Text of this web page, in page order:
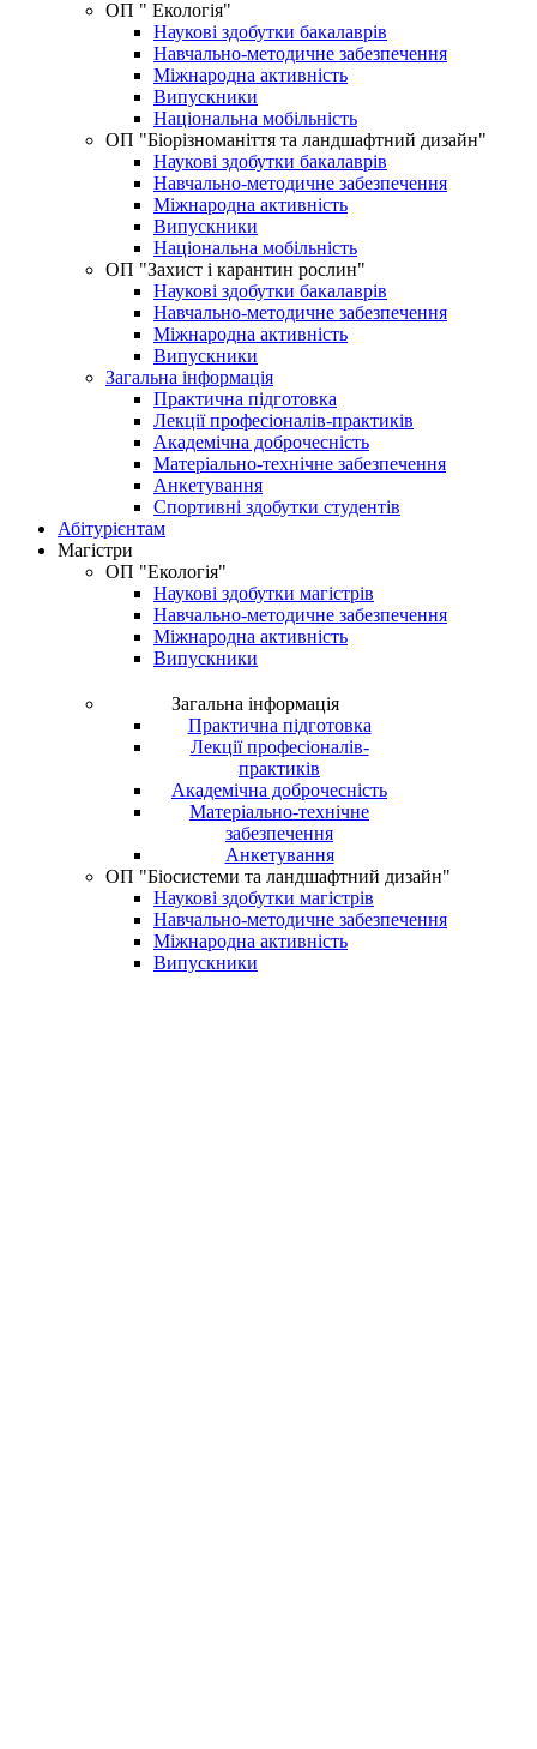
ОП " Екологія"
Наукові здобутки бакалаврів
Навчально-методичне забезпечення
Міжнародна активність
Випускники
Національна мобільність
ОП "Біорізноманіття та ландшафтний дизайн"
Наукові здобутки бакалаврів
Навчально-методичне забезпечення
Міжнародна активність
Випускники
Національна мобільність
OП "Захист і карантин рослин"
Наукові здобутки бакалаврів
Навчально-методичне забезпечення
Міжнародна активність
Випускники
Загальна інформація
Практична підготовка
Лекції професіоналів-практиків
Академічна доброчесність
Матеріально-технічне забезпечення
Анкетування
Спортивні здобутки студентів
Абітурієнтам
Магістри
ОП "Екологія"
Наукові здобутки магістрів
Навчально-методичне забезпечення
Міжнародна активність
Випускники
Загальна інформація
Практична підготовка
Лекції професіоналів-
практиків
Академічна доброчесність
Матеріально-технічне
забезпечення
Анкетування
ОП "Біосистеми та ландшафтний дизайн"
Наукові здобутки магістрів
Навчально-методичне забезпечення
Міжнародна активність
Випускники